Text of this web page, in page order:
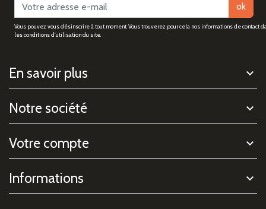
ok
Vous pouvez vous désinscrire à tout moment. Vous trouverez pour cela nos informations de contact
les conditions d'utilisation du site.
En savoir plus
Notre société
Votre compte
Informations